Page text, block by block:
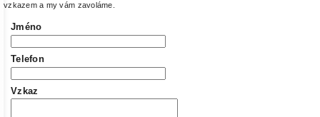
vzkazem a my vám zavoláme.
Jméno
Telefon
Vzkaz